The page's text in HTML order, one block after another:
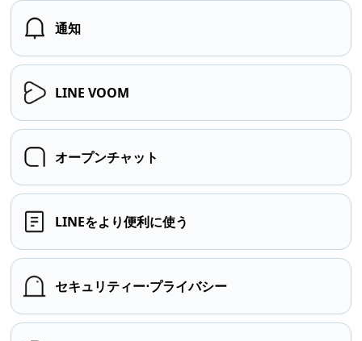
通知
LINE VOOM
オープンチャット
LINEをより便利に使う
セキュリティー⋅プライバシー